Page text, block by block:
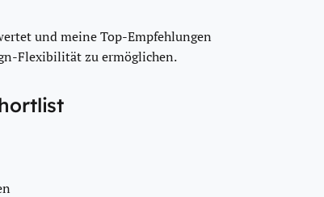
und meine Top-Empfehlungen
Flexibilität zu ermöglichen.